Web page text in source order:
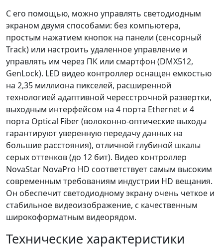
С его помощью, можно управлять светодиодным
экраном двумя способами: без компьютера,
простым нажатием кнопок на панели (сенсорный
Track) или настроить удаленное управление и
управлять им через ПК или смартфон (DMX512,
GenLock). LED видео контроллер оснащен емкостью
на 2,35 миллиона пикселей, расширенной
технологией адаптивной чересстрочной развертки,
выходным интерфейсом на 4 порта Ethernet и 4
порта Optical Fiber (волоконно-оптические выходы
гарантируют уверенную передачу данных на
большие расстояния), отличной глубиной шкалы
серых оттенков (до 12 бит). Видео контроллер
NovaStar NovaPro HD соответствует самым высоким
современным требованиям индустрии HD вещания.
Он обеспечит светодиодному экрану очень четкое и
стабильное видеоизображение, с качественным
широкоформатным видеорядом.
Технические характеристики